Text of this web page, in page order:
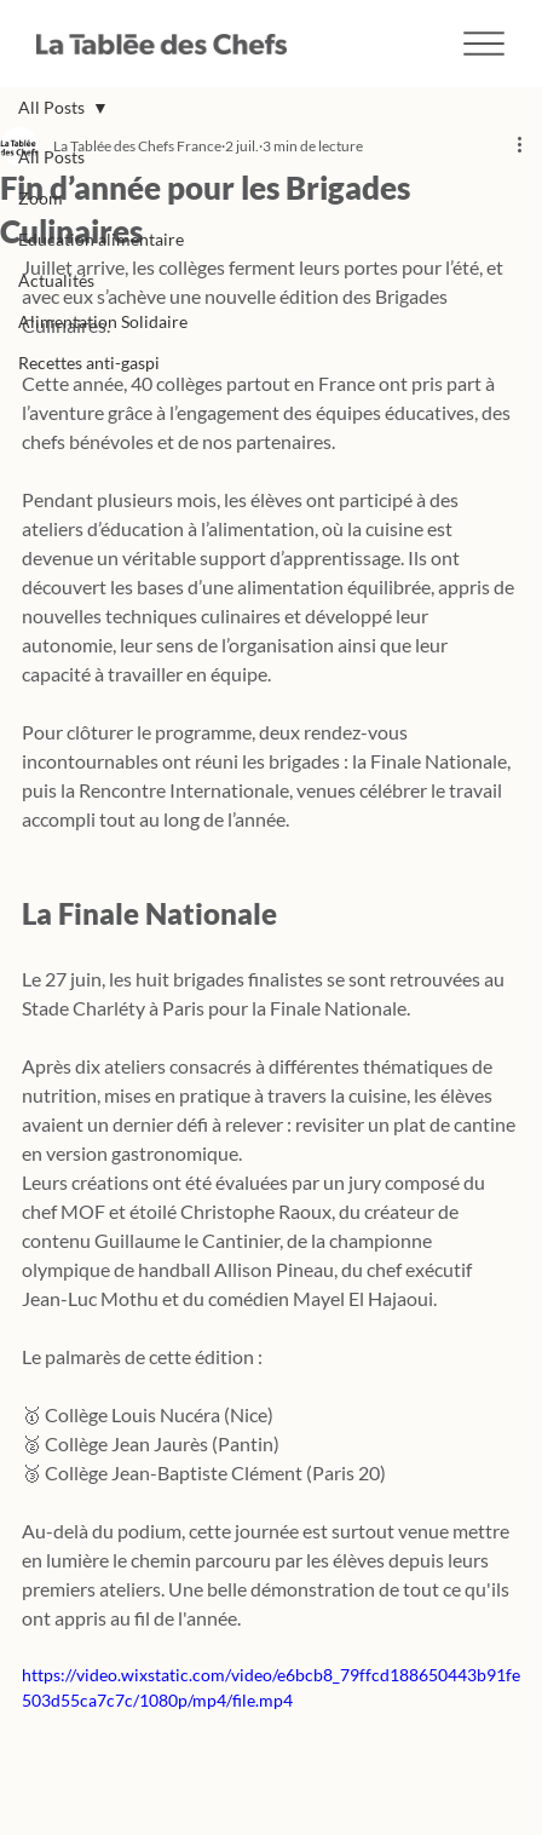
All Posts
Zoom
Education alimentaire
Actualités
Alimentation Solidaire
Recettes anti-gaspi
All Posts
Fin d’année pour les Brigades
Culinaires
La Tablée des Chefs France 2 juil. 3 min de lecture
Juillet arrive, les collèges ferment leurs portes pour l’été, et
avec eux s’achève une nouvelle édition des Brigades
Culinaires.
Cette année, 40 collèges partout en France ont pris part à
l’aventure grâce à l’engagement des équipes éducatives, des
chefs bénévoles et de nos partenaires.
Pendant plusieurs mois, les élèves ont participé à des
ateliers d’éducation à l’alimentation, où la cuisine est
devenue un véritable support d’apprentissage. Ils ont
découvert les bases d’une alimentation équilibrée, appris de
nouvelles techniques culinaires et développé leur
autonomie, leur sens de l’organisation ainsi que leur
capacité à travailler en équipe.
Pour clôturer le programme, deux rendez-vous
incontournables ont réuni les brigades : la Finale Nationale,
puis la Rencontre Internationale, venues célébrer le travail
accompli tout au long de l’année.
La Finale Nationale
Le 27 juin, les huit brigades finalistes se sont retrouvées au
Stade Charléty à Paris pour la Finale Nationale.
Après dix ateliers consacrés à différentes thématiques de
nutrition, mises en pratique à travers la cuisine, les élèves
avaient un dernier défi à relever : revisiter un plat de cantine
en version gastronomique.
Leurs créations ont été évaluées par un jury composé du
chef MOF et étoilé Christophe Raoux, du créateur de
contenu Guillaume le Cantinier, de la championne
olympique de handball Allison Pineau, du chef exécutif
Jean-Luc Mothu et du comédien Mayel El Hajaoui.
Le palmarès de cette édition :
🥇 Collège Louis Nucéra (Nice)
🥈 Collège Jean Jaurès (Pantin)
🥉 Collège Jean-Baptiste Clément (Paris 20)
Au-delà du podium, cette journée est surtout venue mettre
en lumière le chemin parcouru par les élèves depuis leurs
premiers ateliers. Une belle démonstration de tout ce qu'ils
ont appris au fil de l'année.
https://video.wixstatic.com/video/e6bcb8_79ffcd188650443b91fe
503d55ca7c7c/1080p/mp4/file.mp4